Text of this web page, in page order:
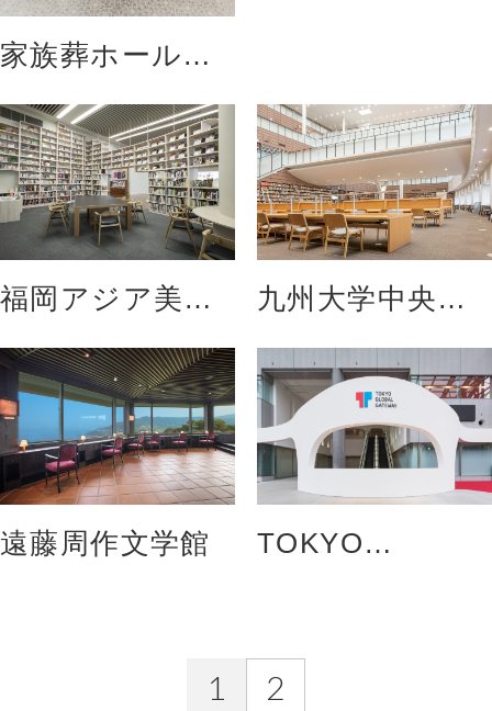
家族葬ホール呉
本通
福岡アジア美術
館
九州大学中央図
書館
遠藤周作文学館
TOKYO
GATEWAY
1 2